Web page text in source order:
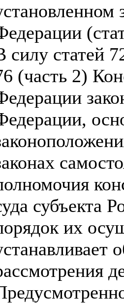
силу статей
(часть 2)
субъекта
их